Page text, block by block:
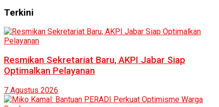
Terkini
Resmikan Sekretariat Baru, AKPI Jabar Siap
Optimalkan Pelayanan
7 Agustus 2026